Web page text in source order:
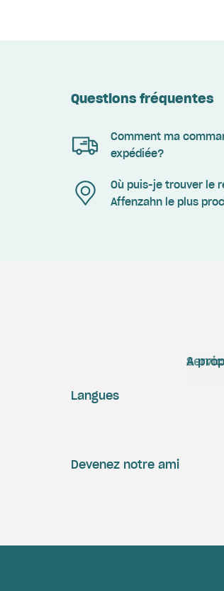
Questions fréquentes
Comment ma
expédiée?
Où puis-je trouver le
Affenzahn le plus
A
Devenez notre ami
Langues